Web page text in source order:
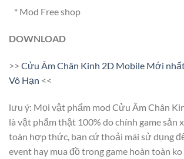
* Mod Free shop
DOWNLOAD
>> Cửu Âm Chân Kinh 2D Mobile Mới
Vô Hạn <<
lưu ý: Mọi vật phẩm mod Cửu Âm Chân
là vật phẩm thật 100% do chính game sản
toàn hợp thức, bạn cứ thoải mái sử dụng
event hay mua đồ trong game hoàn toàn